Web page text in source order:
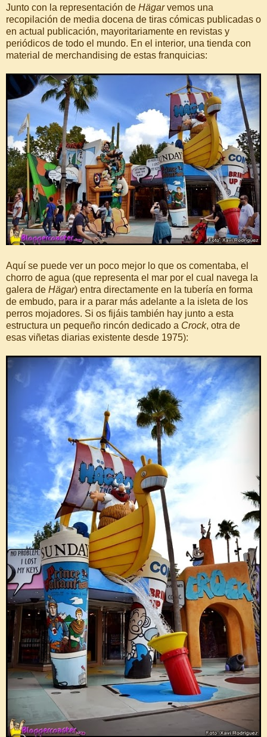
Junto con la representación de Hägarvemos una
recopilación de media docena de tiras cómicas publicadas o
en actual publicación, mayoritariamente en revistas y
periódicos de todo el mundo. En el interior, una tienda con
material de merchandising de estas franquicias:
Aquí se puede ver un poco mejor lo que os comentaba, el
chorro de agua (que representa el mar por el cual navega la
galera de Hägar) entra directamente en la tubería en forma
de embudo, para ir a parar más adelante a la isleta de los
perros mojadores. Si os fijáis también hay junto a esta
estructura un pequeño rincón dedicado a Crock, otra de
esas viñetas diarias existente desde 1975):